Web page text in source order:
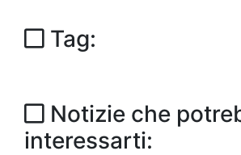
Tag:
Notizie che
interessarti: